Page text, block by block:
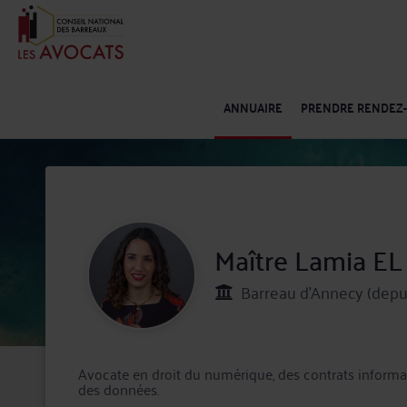
ANNUAIRE PRENDRE
Maître Lamia
Barreau d'Annecy
Avocate en droit du numérique, des contrats
des données.